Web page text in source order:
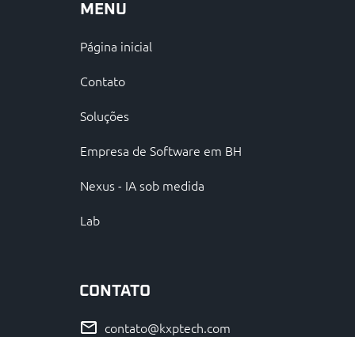
MENU
Página inicial
Contato
Soluções
Empresa de Software em BH
Nexus - IA sob medida
Lab
CONTATO
contato@kxptech.com